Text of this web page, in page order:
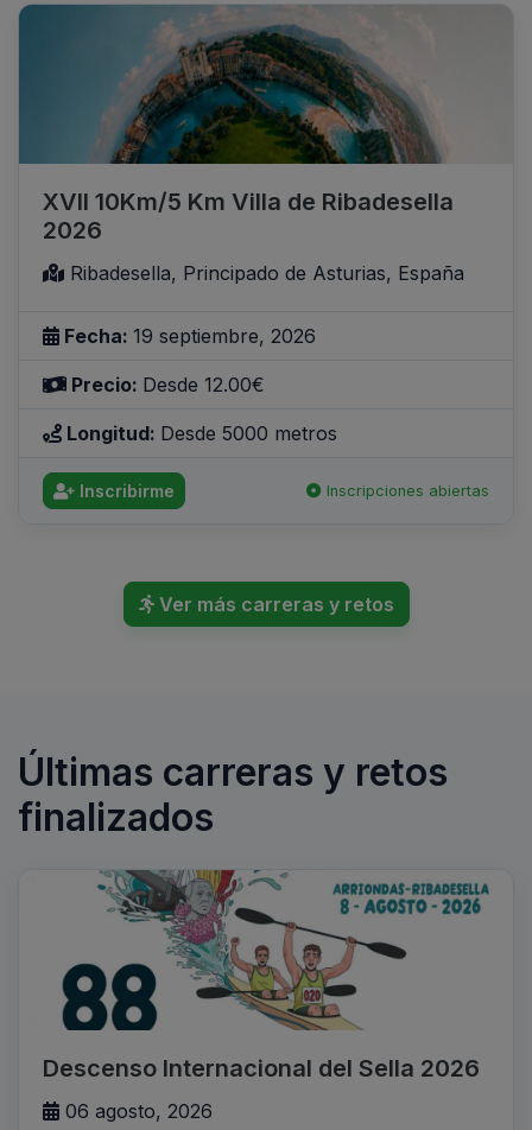
XVII 10Km/5 Km Villa de Ribadesella
2026
Ribadesella, Principado de Asturias, España
Fecha: 19 septiembre, 2026
Precio: Desde 12.00€
Longitud: Desde 5000 metros
Inscribirme Inscripciones abiertas
Ver más carreras y retos
Últimas carreras y retos
finalizados
Descenso Internacional del Sella 2026
06 agosto, 2026